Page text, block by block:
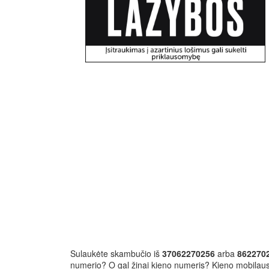
Sulaukėte skambučio iš 37062270256 arba
numerio? O gal žinai kieno numeris? Kieno